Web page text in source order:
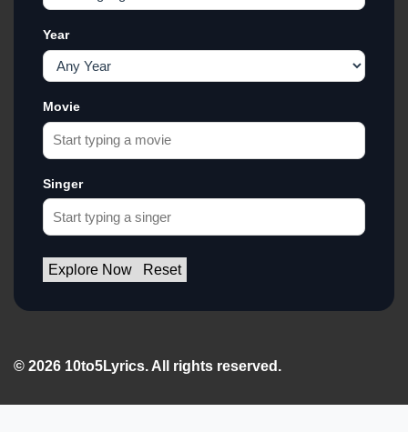
Year
Movie
Singer
Explore Now Reset
© 2026 10to5Lyrics. All rights reserved.